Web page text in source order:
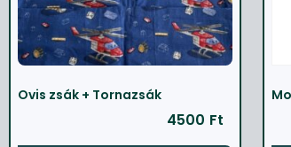
Ovis zsák + Tornazsák
4500 Ft